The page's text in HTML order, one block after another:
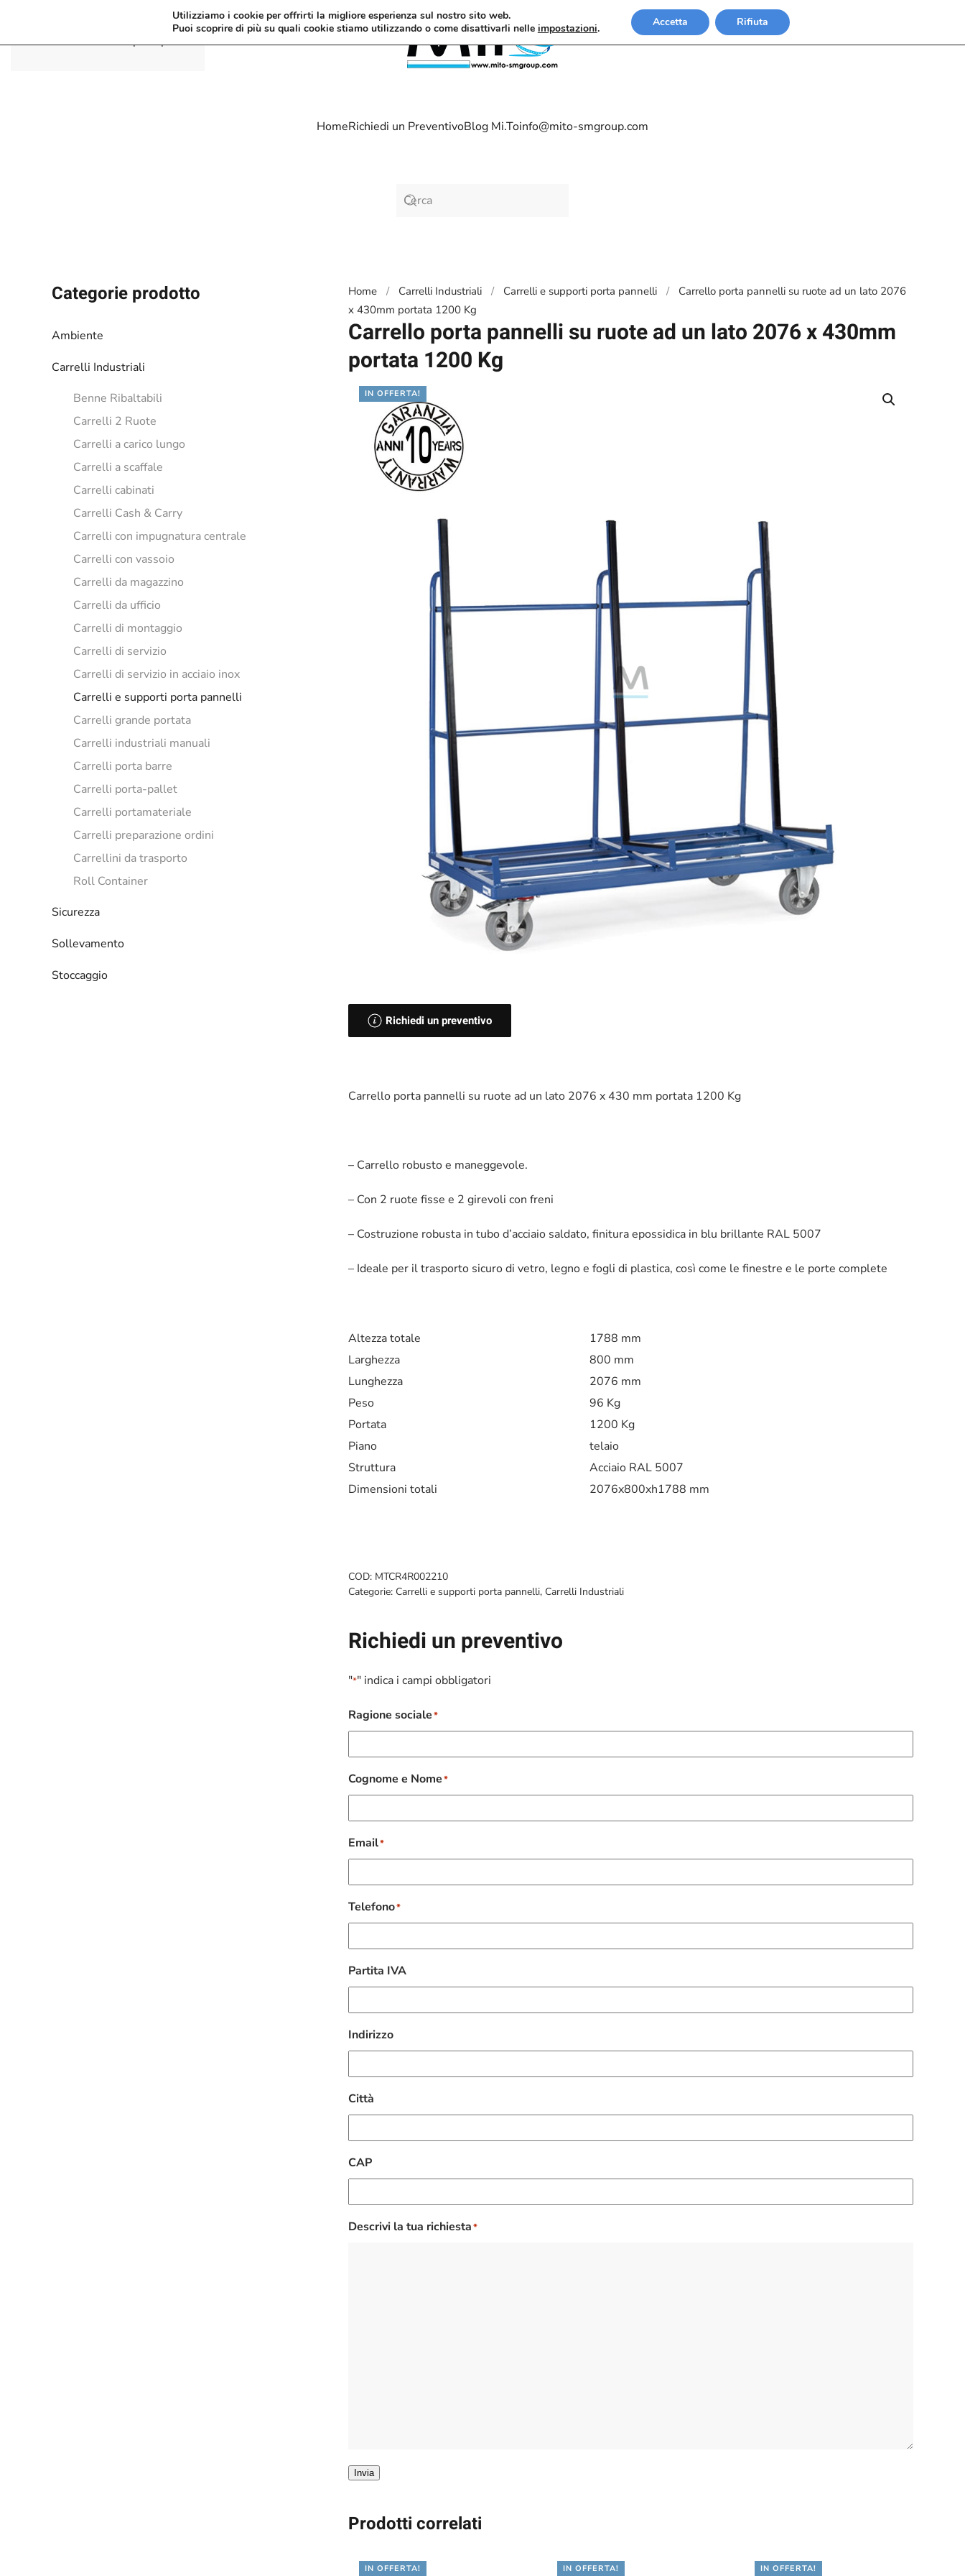
Passa al contenuto principale
HomeRichiedi un PreventivoBlog Mi.Toinfo@mito-smgroup.com
Categorie prodotto
Ambiente
Carrelli Industriali
Benne Ribaltabili
Carrelli 2 Ruote
Carrelli a carico lungo
Carrelli a scaffale
Carrelli cabinati
Carrelli Cash & Carry
Carrelli con impugnatura centrale
Carrelli con vassoio
Carrelli da magazzino
Carrelli da ufficio
Carrelli di montaggio
Carrelli di servizio
Carrelli di servizio in acciaio inox
Carrelli e supporti porta pannelli
Carrelli grande portata
Carrelli industriali manuali
Carrelli porta barre
Carrelli porta-pallet
Carrelli portamateriale
Carrelli preparazione ordini
Carrellini da trasporto
Roll Container
Sicurezza
Sollevamento
Stoccaggio
Home Carrelli Industriali Carrelli e supporti porta pannelli
Carrello porta pannelli su ruote ad un lato 2076
x 430mm portata 1200 Kg
Carrello porta pannelli su ruote ad un lato 2076 x 430mm
portata 1200 Kg
IN OFFERTA!
Richiedi un preventivo
Carrello porta pannelli su ruote ad un lato 2076 x 430 mm portata 1200 Kg
– Carrello robusto e maneggevole.
– Con 2 ruote fisse e 2 girevoli con freni
– Costruzione robusta in tubo d’acciaio saldato, finitura epossidica in blu brillante RAL 5007
– Ideale per il trasporto sicuro di vetro, legno e fogli di plastica, così come le finestre e le porte complete
Altezza totale
1788 mm
Larghezza
800 mm
Lunghezza
2076 mm
Peso
96 Kg
Portata
1200 Kg
Piano
telaio
Struttura
Acciaio RAL 5007
Dimensioni totali
2076x800xh1788 mm
COD: MTCR4R002210
Categorie: Carrelli e supporti porta pannelli, Carrelli Industriali
Richiedi un preventivo
"*" indica i campi obbligatori
Ragione sociale*
Cognome e Nome*
Email*
Telefono*
Partita IVA
Indirizzo
Città
CAP
Descrivi la tua richiesta*
Invia
Prodotti correlati
IN OFFERTA! IN OFFERTA! IN OFFERTA!
Utilizziamo i cookie per offrirti la migliore esperienza sul nostro sito web.
Puoi scoprire di più su quali cookie stiamo utilizzando o come disattivarli nelle impostazioni. Accetta Rifiuta